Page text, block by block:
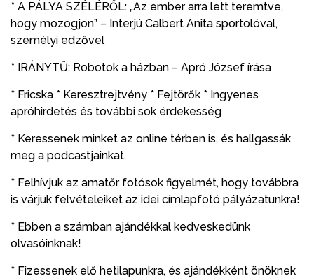
* A PÁLYA SZÉLÉRŐL: „Az ember arra lett teremtve,
hogy mozogjon” – Interjú Calbert Anita sportolóval,
személyi edzővel
* IRÁNYTŰ: Robotok a házban – Apró József írása
* Fricska * Keresztrejtvény * Fejtörők * Ingyenes
apróhirdetés és további sok érdekesség
* Keressenek minket az online térben is, és hallgassák
meg a podcastjainkat.
* Felhívjuk az amatőr fotósok figyelmét, hogy továbbra
is várjuk felvételeiket az idei címlapfotó pályázatunkra!
* Ebben a számban ajándékkal kedveskedünk
olvasóinknak!
* Fizessenek elő hetilapunkra, és ajándékként önöknek